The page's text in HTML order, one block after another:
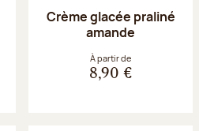
Crème glacée praliné
amande
À partir de
8,90 €